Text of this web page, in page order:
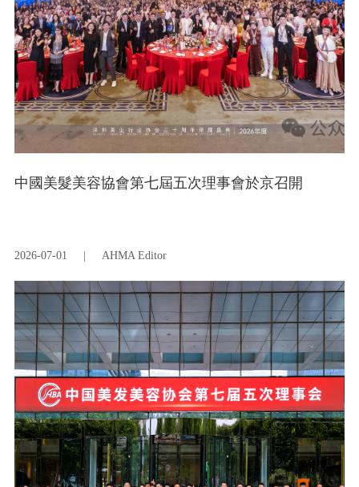
中國美髮美容協會第七屆五次理事會於京召開
2026-07-01 AHMA Editor